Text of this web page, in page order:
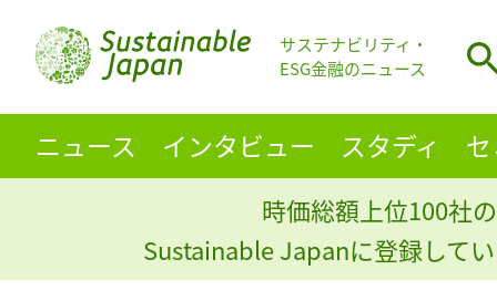
サステナビリティ・
ESG金融のニュース
ニュース インタビュー スタディ
時価総額上位100社
Sustainable Japanに登録して